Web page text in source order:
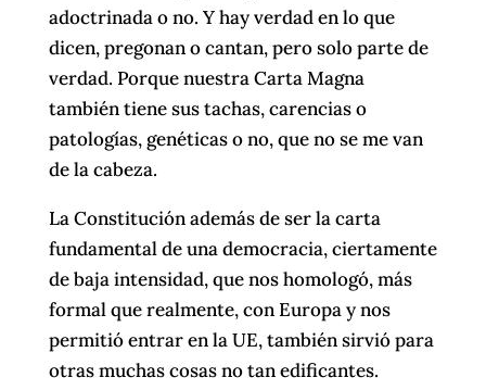
adoctrinada o no. Y hay verdad en lo que
dicen, pregonan o cantan, pero solo parte de
verdad. Porque nuestra Carta Magna
también tiene sus tachas, carencias o
patologías, genéticas o no, que no se me van
de la cabeza.
La Constitución además de ser la carta
fundamental de una democracia, ciertamente
de baja intensidad, que nos homologó, más
formal que realmente, con Europa y nos
permitió entrar en la UE, también sirvió para
otras muchas cosas no tan edificantes.